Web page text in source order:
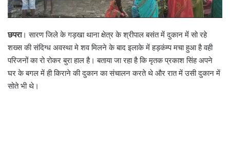
छपरा। सारण जिले के गड़खा थाना क्षेत्र के श्रीपाल बसंत में दुकान में सो रहे
शख्स की संदिग्ध अवस्था मे शव मिलने के बाद इलाके में हड़कंम्प मचा हुआ है वही
परिजनों का रो रोकर बुरा हाल है। बताया जा रहा है कि मृतक प्रकाश सिंह अपने
घर के बगल में ही किराने की दुकान का संचालन करते थे और रात में उसी दुकान में
सोते भी थे।